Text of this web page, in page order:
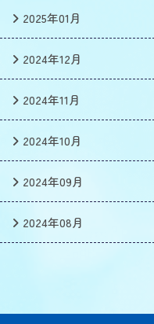
2025年01月
2024年12月
2024年11月
2024年10月
2024年09月
2024年08月